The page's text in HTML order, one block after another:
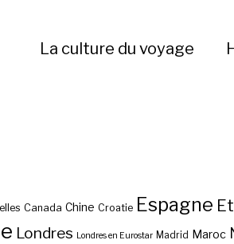
La culture du voyage
Canada Chine Croatie Espagne
Londres Londres en Eurostar Madrid Maroc